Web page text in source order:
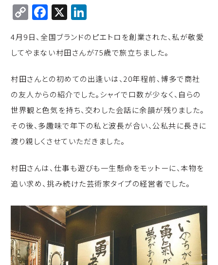
C
o
p
y
Li
n
k
F
a
c
e
b
o
o
k
X
k
e
d
I
n
4月9日、全国ブランドのピエトロを創業された、私が敬愛
してやまない村田さんが75歳で旅立ちました。
村田さんとの初めての出逢いは、20年程前、博多で商社
の友人からの紹介でした。シャイで口数が少なく、自らの
世界観と色気を持ち、交わした会話に余韻が残りました。
その後、多趣味で年下の私と波長が合い、公私共に長きに
渡り親しくさせていただきました。
村田さんは、仕事も遊びも一生懸命をモットーに、本物を
追い求め、挑み続けた芸術家タイプの経営者でした。